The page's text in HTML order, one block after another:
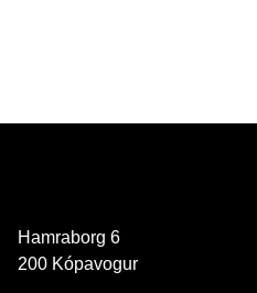
Hamraborg 6
200 Kópavogur